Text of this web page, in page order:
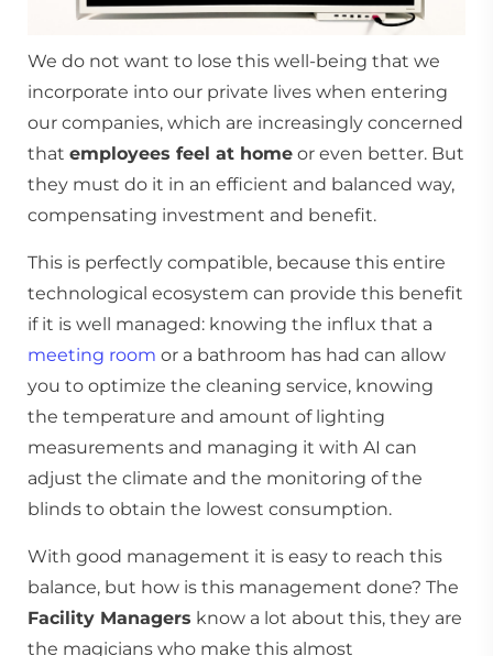
We do not want to lose this well-being that we
incorporate into our private lives when entering
our companies, which are increasingly concerned
that employees feel at home or even better. But
they must do it in an efficient and balanced way,
compensating investment and benefit.
This is perfectly compatible, because this entire
technological ecosystem can provide this benefit
if it is well managed: knowing the influx that a
meeting room or a bathroom has had can allow
you to optimize the cleaning service, knowing
the temperature and amount of lighting
measurements and managing it with AI can
adjust the climate and the monitoring of the
blinds to obtain the lowest consumption.
With good management it is easy to reach this
balance, but how is this management done? The
Facility Managers know a lot about this, they are
the magicians who make this almost